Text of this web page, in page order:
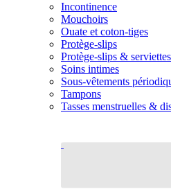
Incontinence
Mouchoirs
Ouate et coton-tiges
Protège-slips
Protège-slips &
Soins intimes
Sous-vêtements
Tampons
Tasses menstruelles &